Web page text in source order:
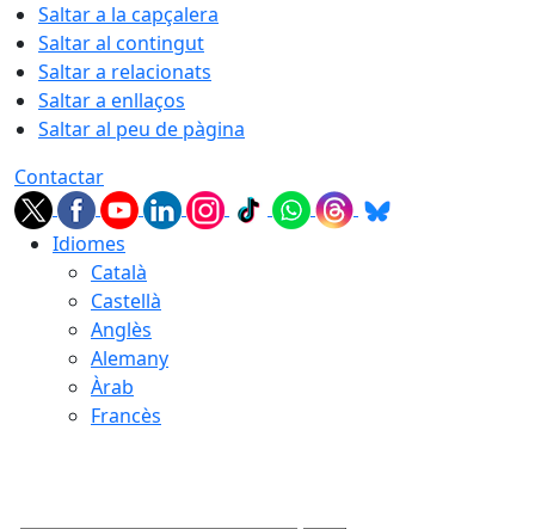
Saltar a la capçalera
Saltar al contingut
Saltar a relacionats
Saltar a enllaços
Saltar al peu de pàgina
Contactar
Idiomes
Català
Castellà
Anglès
Alemany
Àrab
Francès